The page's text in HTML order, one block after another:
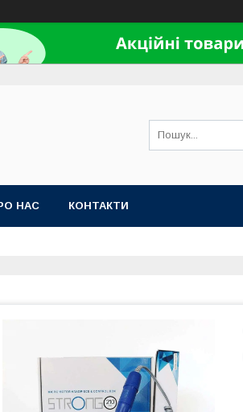
НАС КОНТАКТИ